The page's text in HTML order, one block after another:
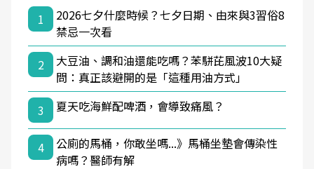
1
2026七夕什麼時候？七夕日期、由來與3習俗8
禁忌一次看
2
大豆油、調和油還能吃嗎？苯駢芘風波10大疑
問：真正該避開的是「這種用油方式」
3
夏天吃海鮮配啤酒，會導致痛風？
4
公廁的馬桶，你敢坐嗎...》馬桶坐墊會傳染性
病嗎？醫師有解